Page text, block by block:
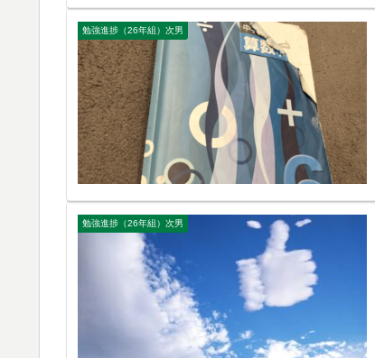
勉強進捗（26年組）次男
勉強進捗（26年組）次男